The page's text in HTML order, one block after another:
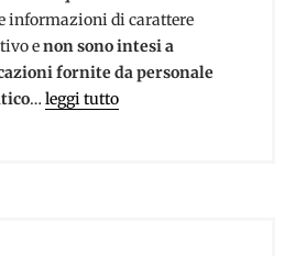
informazioni di carattere
enon sono intesi a
fornite da personale
…leggi tutto